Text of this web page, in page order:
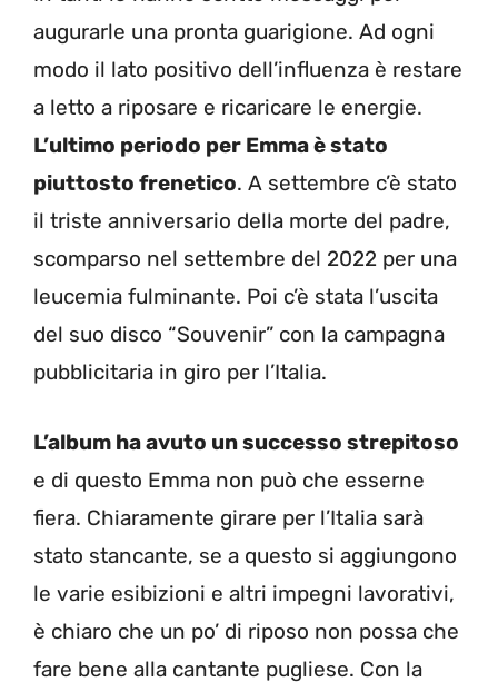
augurarle una pronta guarigione. Ad ogni
modo il lato positivo dell’influenza è restare
a letto a riposare e ricaricare le energie.
L’ultimo periodo per Emma è stato
piuttosto frenetico. A settembre c’è stato
il triste anniversario della morte del padre,
scomparso nel settembre del 2022 per una
leucemia fulminante. Poi c’è stata l’uscita
del suo disco “Souvenir” con la campagna
pubblicitaria in giro per l’Italia.
L’album ha avuto un successo strepitoso
e di questo Emma non può che esserne
fiera. Chiaramente girare per l’Italia sarà
stato stancante, se a questo si aggiungono
le varie esibizioni e altri impegni lavorativi,
è chiaro che un po’ di riposo non possa che
fare bene alla cantante pugliese. Con la